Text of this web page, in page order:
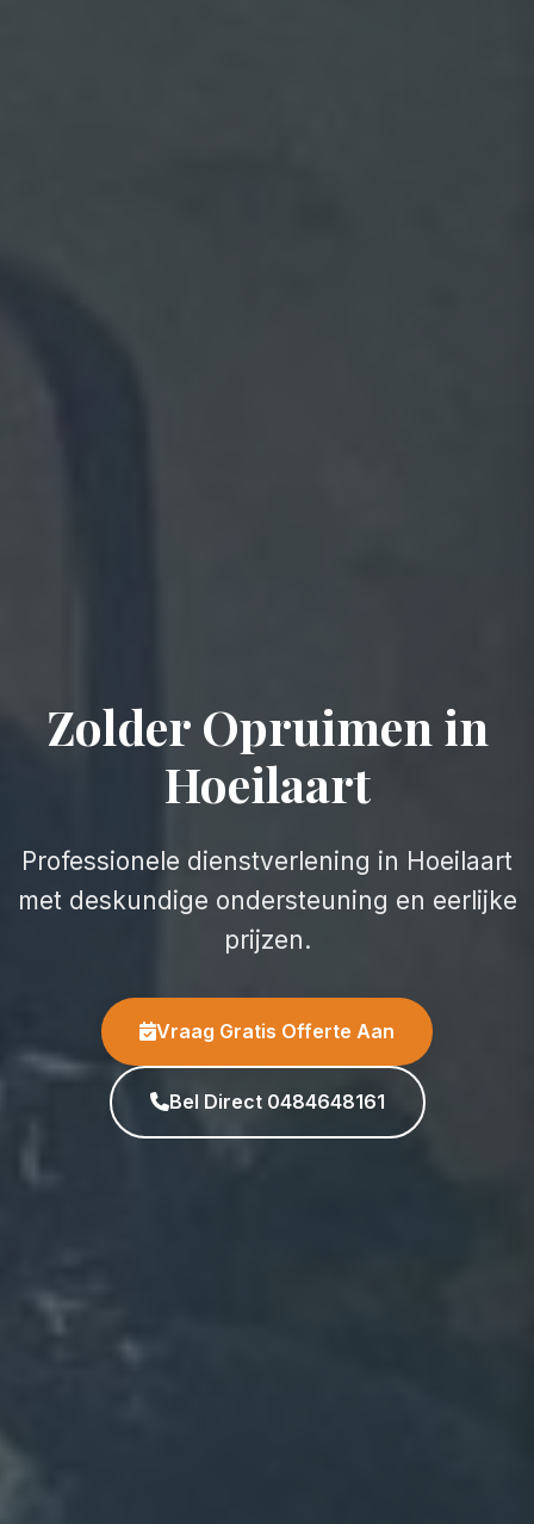
Zolder Opruimen in
Hoeilaart
Professionele dienstverlening in Hoeilaart
met deskundige ondersteuning en eerlijke
prijzen.
Vraag Gratis Offerte Aan
Bel Direct 0484648161